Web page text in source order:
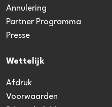
Annulering
Partner Programma
Presse
Wettelijk
Afdruk
Voorwaarden